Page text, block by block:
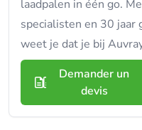
laadpalen in één go.
specialisten en 30 jaar
weet je dat je bij
Demander un
devis